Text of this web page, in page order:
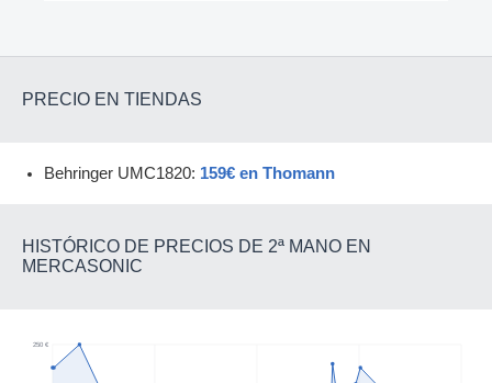
PRECIO EN TIENDAS
Behringer UMC1820: 159€ en Thomann
HISTÓRICO DE PRECIOS DE 2ª MANO EN
MERCASONIC
250 €